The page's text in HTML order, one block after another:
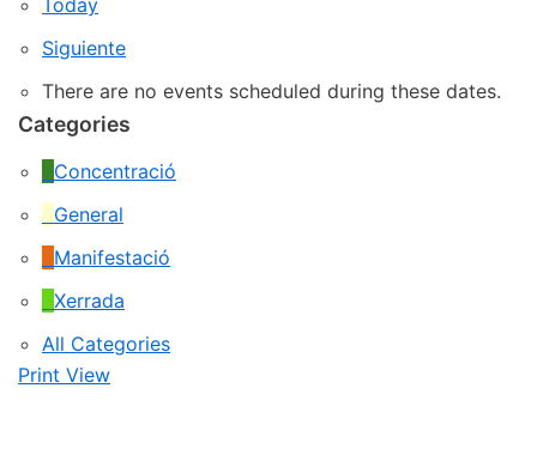
Siguiente
There are no events scheduled during these dates.
Categories
Concentració
General
Manifestació
Xerrada
All Categories
Print View